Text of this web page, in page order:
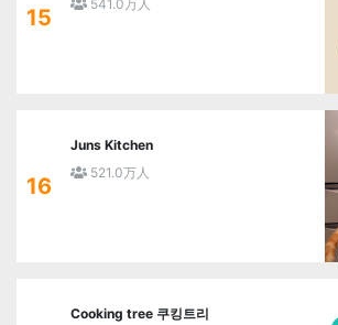
15
541.0万人
16
Juns Kitchen
521.0万人
Cooking tree 쿠킹트리